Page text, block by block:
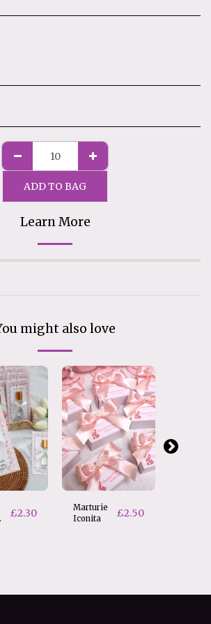
ADD TO BAG
Learn More
might also love
£2.30
Marturie
Iconita
£2.50